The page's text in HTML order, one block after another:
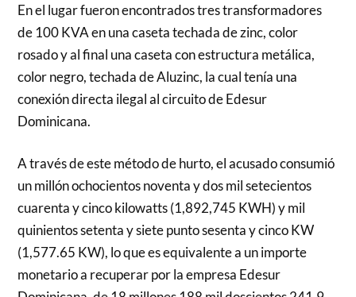
En el lugar fueron encontrados tres transformadores
de 100 KVA en una caseta techada de zinc, color
rosado y al final una caseta con estructura metálica,
color negro, techada de Aluzinc, la cual tenía una
conexión directa ilegal al circuito de Edesur
Dominicana.
A través de este método de hurto, el acusado consumió
un millón ochocientos noventa y dos mil setecientos
cuarenta y cinco kilowatts (1,892,745 KWH) y mil
quinientos setenta y siete punto sesenta y cinco KW
(1,577.65 KW), lo que es equivalente a un importe
monetario a recuperar por la empresa Edesur